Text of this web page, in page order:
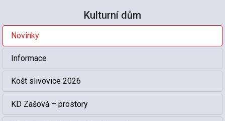
Kulturní dům
Novinky
Informace
Košt slivovice 2026
KD Zašová – prostory